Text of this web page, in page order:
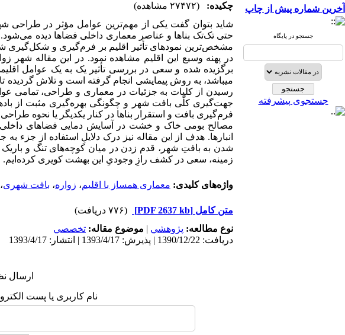
آخرین شماره پیش از چاپ
جستجو در پایگاه
جستجوی پیشرفته
چکیده:
(۲۷۴۷۲ مشاهده)
شاید بتوان گفت یکی از مهم‌ترین عوامل مؤثر در طراحی
حتی تک‌تک بناها و عناصر معماری داخلی فضاها دیده می‌شود.
مشخص‌ترین نمودهای تأثیر اقلیم بر فرم‌گیری و شکل‌گیری
در پهنه‌ وسیع این اقلیم مشاهده نمود. در این مقاله شهر
برگزیده شده و سعی در بررسی تأثیر یک به یک عوامل
رسیدن از کلیات به جزئیات در معماری و طراحی، تمامی
جهت‌گیری کلّی بافت شهر و چگونگی بهره‌گیری مثبت از
فرم‌گیری بافت و استقرار بناها در کنار یکدیگر یا نحوه‌
مصالح بومی خاک و خشت در آسایش دمایی فضاهای داخلی
انبار‌ها. هدف از این مقاله نیز درک دلایلِ استفاده از جزء
شدن به بافتِ شهر، قدم زدن در میان کوچه‌های تنگ و
زمینه، سعی در کشف رازِ وجودیِ این بهشت کویری کرده‌ایم.
واژه‌های کلیدی: معماری همساز با اقلیم، زواره، بافت شهری،
متن کامل [PDF 2637 kb]
(۷۷۶ دریافت)
نوع مطالعه: پژوهشي | موضوع مقاله: تخصصي
دریافت: 1390/12/22 | پذیرش: 1393/4/17 | انتشار: 1393/4/17
ارسال
نام کاربری یا پست